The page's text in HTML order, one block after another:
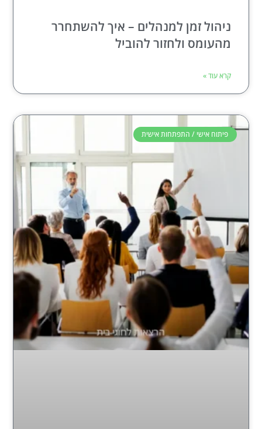
ניהול זמן למנהלים – איך להשתחרר
מהעומס ולחזור להוביל
קרא עוד »
פיתוח אישי / התפתחות אישית